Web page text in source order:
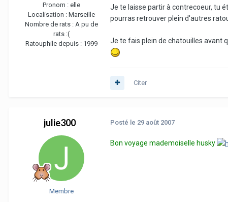
Pronom : elle
Localisation : Marseille
Nombre de rats : A pu de
rats :(
Ratouphile depuis : 1999
Je te laisse partir à contrecoeur, tu
pourras retrouver plein d'autres
Je te fais plein de chatouilles avant
Citer
julie300
Membre
Posté le 29 août 2007
Bon voyage mademoiselle husky